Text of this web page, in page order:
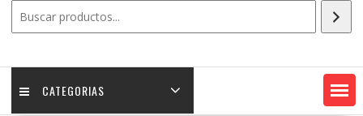
CATEGORIAS